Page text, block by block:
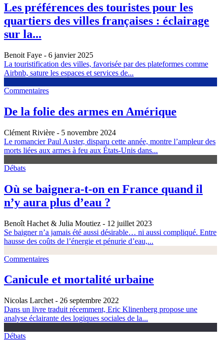
Les préférences des touristes pour les
quartiers des villes françaises : éclairage
sur la...
Benoit Faye - 6 janvier 2025
La touristification des villes, favorisée par des plateformes comme
Airbnb, sature les espaces et services de...
Commentaires
De la folie des armes en Amérique
Clément Rivière - 5 novembre 2024
Le romancier Paul Auster, disparu cette année, montre l’ampleur des
morts liées aux armes à feu aux États-Unis dans...
Débats
Où se baignera-t-on en France quand il
n’y aura plus d’eau ?
Benoît Hachet & Julia Moutiez - 12 juillet 2023
Se baigner n’a jamais été aussi désirable… ni aussi compliqué. Entre
hausse des coûts de l’énergie et pénurie d’eau,...
Commentaires
Canicule et mortalité urbaine
Nicolas Larchet - 26 septembre 2022
Dans un livre traduit récemment, Eric Klinenberg propose une
analyse éclairante des logiques sociales de la...
Débats